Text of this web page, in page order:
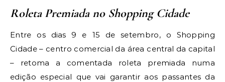
Roleta Premiada no Shopping Cidade
Entre os dias 9 e 15 de setembro, o Shopping
Cidade – centro comercial da área central da capital
– retoma a comentada roleta premiada numa
edição especial que vai garantir aos passantes da